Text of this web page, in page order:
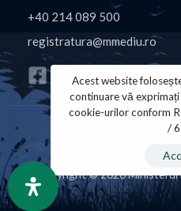
+40 214 089 500
registratura@mmediu.ro
Copyright © 2026
Acest website
continuare vă
cookie-urilor conform
/